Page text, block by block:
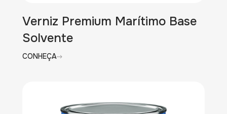
Verniz Premium Marítimo Base
Solvente
CONHEÇA